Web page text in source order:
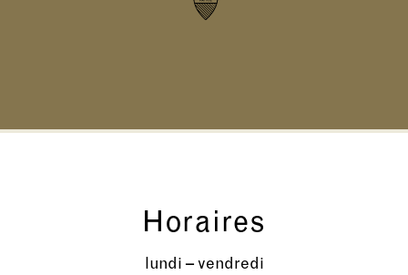
Horaires
lundi – vendredi